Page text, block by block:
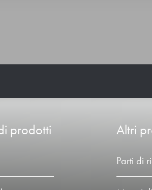
prodotti Altri
Parti di